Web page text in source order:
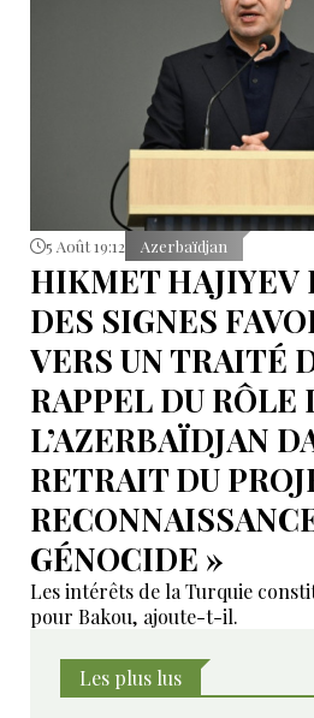
5 Août 19:12 Azerbaïdjan
HIKMET HAJIYEV
DES SIGNES
VERS UN TRAITÉ
RAPPEL DU RÔLE
L’AZERBAÏDJAN
RETRAIT DU
GÉNOCIDE »
Les intérêts de la Turquie
pour Bakou, ajoute-t-il.
Les plus lus